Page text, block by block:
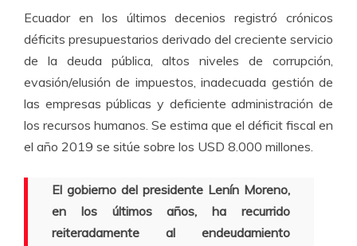
Ecuador en los últimos decenios registró crónicos
déficits presupuestarios derivado del creciente servicio
de la deuda pública, altos niveles de corrupción,
evasión/elusión de impuestos, inadecuada gestión de
las empresas públicas y deficiente administración de
los recursos humanos. Se estima que el déficit fiscal en
el año 2019 se sitúe sobre los USD 8.000 millones.
El gobierno del presidente Lenín Moreno,
en los últimos años, ha recurrido
reiteradamente al endeudamiento